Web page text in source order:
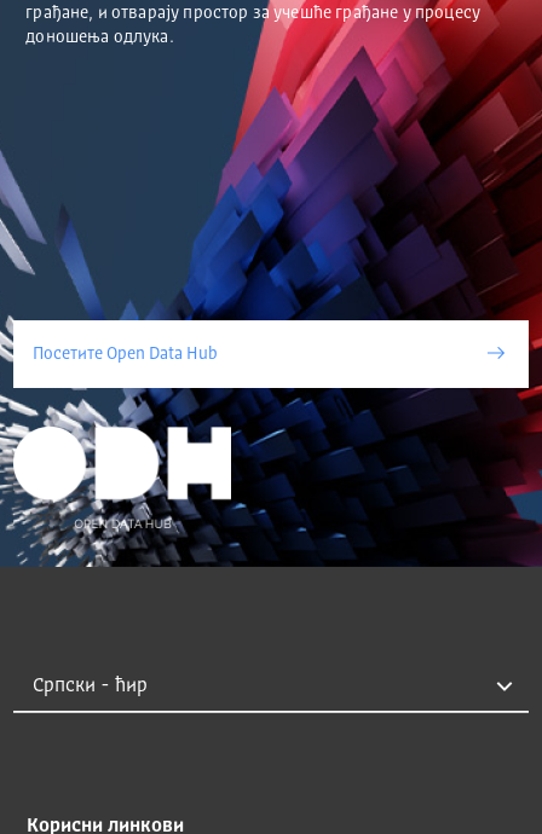
грађане, и отварају простор за учешће грађане у процесу
доношења одлука.
Посетите Open Data Hub
Корисни линкови